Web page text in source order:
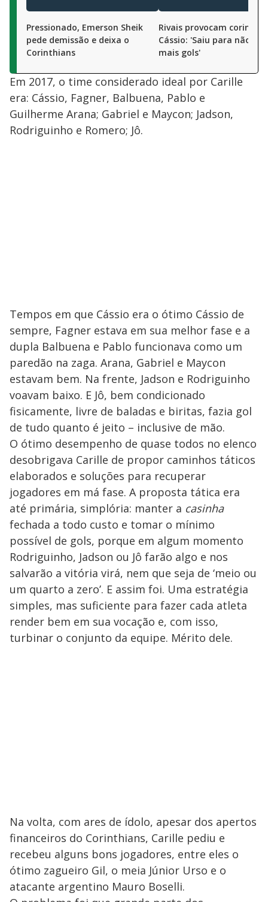
Pressionado, Emerson Sheik
pede demissão e deixa o
Corinthians
Rivais provocam
Cássio: 'Saiu para não
mais gols'
Em 2017, o time considerado ideal por Carille
era: Cássio, Fagner, Balbuena, Pablo e
Guilherme Arana; Gabriel e Maycon; Jadson,
Rodriguinho e Romero; Jô.
Tempos em que Cássio era o ótimo Cássio de
sempre, Fagner estava em sua melhor fase e a
dupla Balbuena e Pablo funcionava como um
paredão na zaga. Arana, Gabriel e Maycon
estavam bem. Na frente, Jadson e Rodriguinho
voavam baixo. E Jô, bem condicionado
fisicamente, livre de baladas e biritas, fazia gol
de tudo quanto é jeito – inclusive de mão.
O ótimo desempenho de quase todos no elenco
desobrigava Carille de propor caminhos táticos
elaborados e soluções para recuperar
jogadores em má fase. A proposta tática era
até primária, simplória: manter a casinha
fechada a todo custo e tomar o mínimo
possível de gols, porque em algum momento
Rodriguinho, Jadson ou Jô farão algo e nos
salvarão a vitória virá, nem que seja de ‘meio ou
um quarto a zero’. E assim foi. Uma estratégia
simples, mas suficiente para fazer cada atleta
render bem em sua vocação e, com isso,
turbinar o conjunto da equipe. Mérito dele.
Na volta, com ares de ídolo, apesar dos apertos
financeiros do Corinthians, Carille pediu e
recebeu alguns bons jogadores, entre eles o
ótimo zagueiro Gil, o meia Júnior Urso e o
atacante argentino Mauro Boselli.